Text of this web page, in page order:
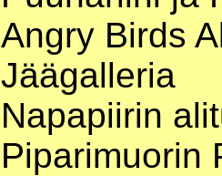
Angry Birds
Jäägalleria
Napapiirin
Piparimuorin